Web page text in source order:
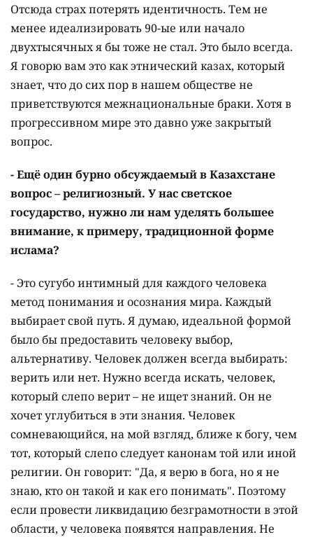
Отсюда страх потерять идентичность. Тем не
менее идеализировать 90-ые или начало
двухтысячных я бы тоже не стал. Это было всегда.
Я говорю вам это как этнический казах, который
знает, что до сих пор в нашем обществе не
приветствуются межнациональные браки. Хотя в
прогрессивном мире это давно уже закрытый
вопрос.
- Ещё один бурно обсуждаемый в Казахстане
вопрос – религиозный. У нас светское
государство, нужно ли нам уделять большее
внимание, к примеру, традиционной форме
ислама?
- Это сугубо интимный для каждого человека
метод понимания и осознания мира. Каждый
выбирает свой путь. Я думаю, идеальной формой
было бы предоставить человеку выбор,
альтернативу. Человек должен всегда выбирать:
верить или нет. Нужно всегда искать, человек,
который слепо верит – не ищет знаний. Он не
хочет углубиться в эти знания. Человек
сомневающийся, на мой взгляд, ближе к богу, чем
тот, который слепо следует канонам той или иной
религии. Он говорит: "Да, я верю в бога, но я не
знаю, кто он такой и как его понимать". Поэтому
если провести ликвидацию безграмотности в этой
области, у человека появятся направления. Не